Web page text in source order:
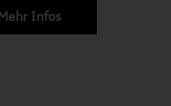
Infos